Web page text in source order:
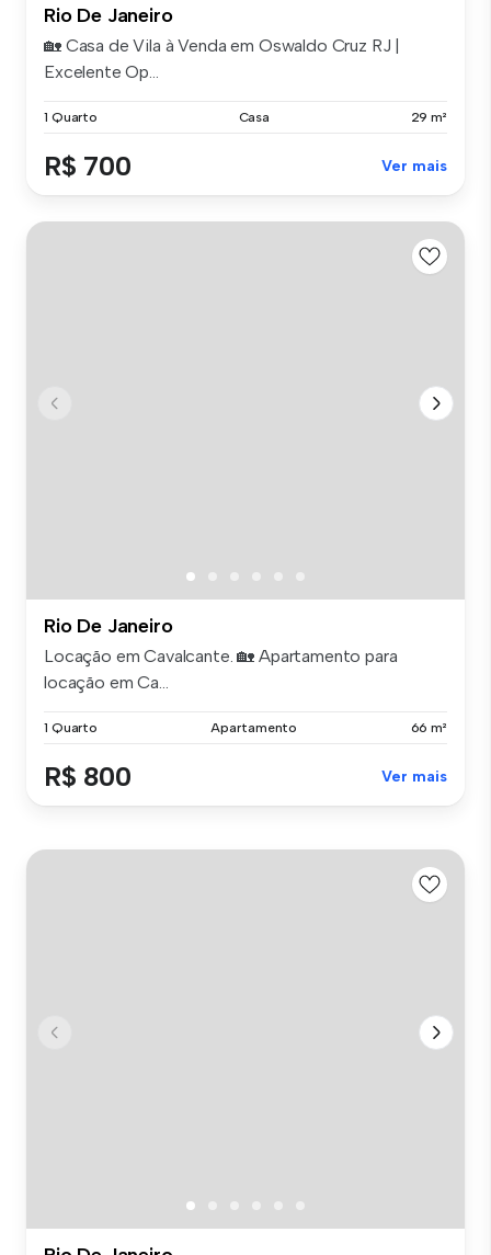
Rio De Janeiro
🏡 Casa de Vila à Venda em Oswaldo Cruz RJ |
Excelente Op...
1 Quarto Casa 29 m²
R$ 700 Ver mais
Rio De Janeiro
Locação em Cavalcante. 🏡 Apartamento para
locação em Ca...
1 Quarto Apartamento 66 m²
R$ 800 Ver mais